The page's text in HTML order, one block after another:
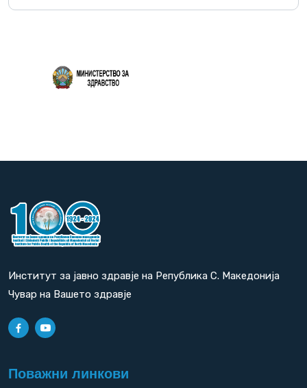
Институт за јавно здравје на Република С. Македонија
Чувар на Вашето здравје
Поважни линкови